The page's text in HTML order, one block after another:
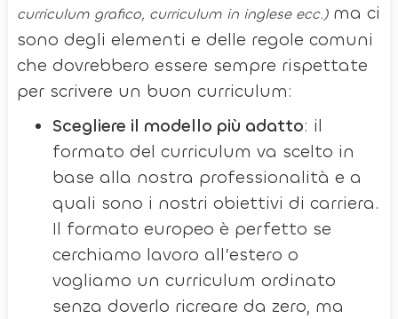
curriculum grafico, curriculum in inglese ecc.) ma ci
sono degli elementi e delle regole comuni
che dovrebbero essere sempre rispettate
per scrivere un buon curriculum:
Scegliere il modello più adatto: il
formato del curriculum va scelto in
base alla nostra professionalità e a
quali sono i nostri obiettivi di carriera.
Il formato europeo è perfetto se
cerchiamo lavoro all’estero o
vogliamo un curriculum ordinato
senza doverlo ricreare da zero, ma